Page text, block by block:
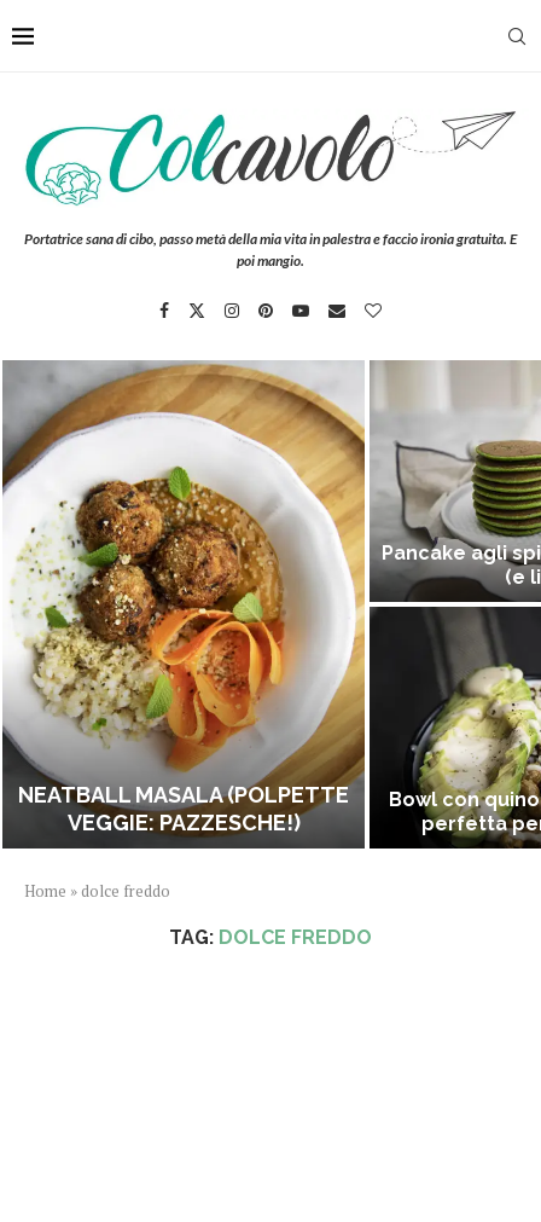
Portatrice sana di cibo, passo metà della mia vita in palestra e faccio ironia gratuita. E
poi mangio.
NEATBALL MASALA (POLPETTE
VEGGIE: PAZZESCHE!)
Pancake agli
(e
Bowl con
perfetta
Home » dolce freddo
TAG: DOLCE FREDDO